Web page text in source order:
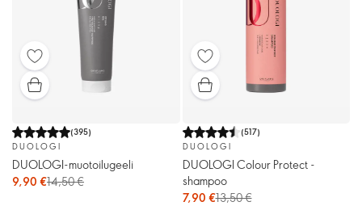
(395)
DUOLOGI
DUOLOGI-muotoilugeeli
9,90 €14,50 €
(517)
DUOLOGI
DUOLOGI Colour Protect -
shampoo
7,90 €13,50 €